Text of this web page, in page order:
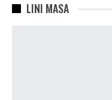
LINI MASA